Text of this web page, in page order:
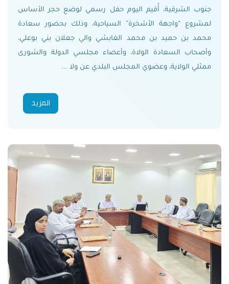
جنوب الشرقية، أُقيم اليوم حفل رسمي لوضع حجر الأساس
لمشروع “واجهة الأشخرة” السياحية، وذلك بحضور سعادة
محمد بن حميد بن محمد الغابشي والي جعلان بني بوعلي،
وأصحاب السعادة الولاة، وأعضاء مجلسي الدولة والشورى
ممثلي الولاية، وعضوي المجلس البلدي عن ولا ...
المزيد